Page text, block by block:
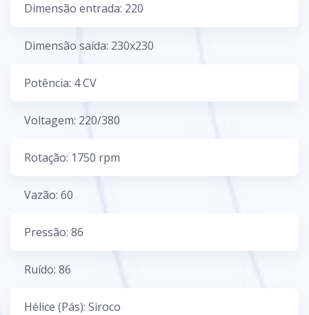
Dimensão entrada: 220
Dimensão saída: 230x230
Potência: 4 CV
Voltagem: 220/380
Rotação: 1750 rpm
Vazão: 60
Pressão: 86
Ruído: 86
Hélice (Pás): Siroco